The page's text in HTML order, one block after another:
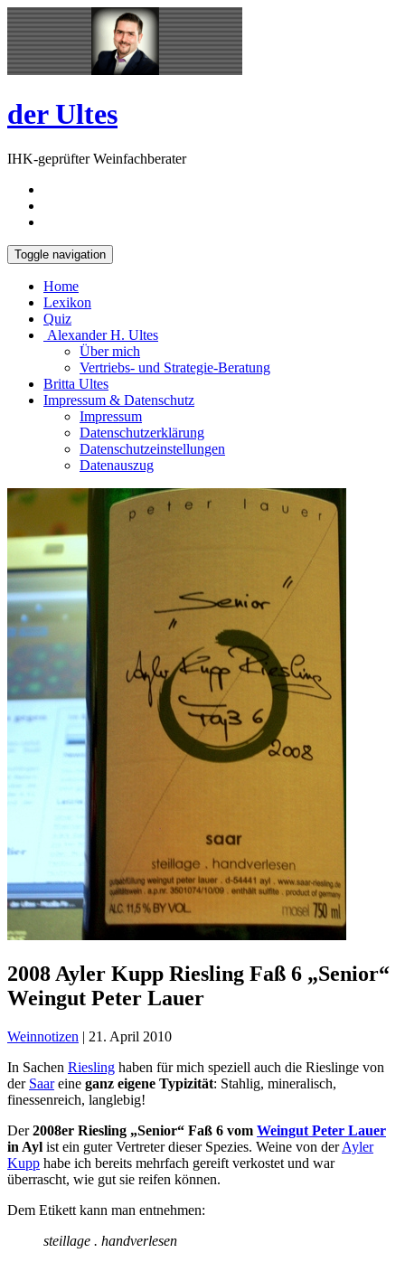
Skip
to
content
Open
Sidebar
der Ultes
IHK-geprüfter Weinfachberater
Toggle navigation
Home
Lexikon
Quiz
Alexander H. Ultes
Über mich
Vertriebs- und Strategie-Beratung
Britta Ultes
Impressum & Datenschutz
Impressum
Datenschutzerklärung
Datenschutzeinstellungen
Datenauszug
2008 Ayler Kupp Riesling Faß 6 „Senior“
Weingut Peter Lauer
Weinnotizen | 21. April 2010
In Sachen Riesling haben für mich speziell auch die Rieslinge von
der Saareine ganz eigene Typizität: Stahlig, mineralisch,
finessenreich, langlebig!
Der2008er Riesling „Senior“ Faß 6 vom Weingut Peter Lauer
in Ayl ist ein guter Vertreter dieser Spezies. Weine von derAyler
Kupp habe ich bereits mehrfach gereift verkostet und war
überrascht, wie gut sie reifen können.
Dem Etikett kann man entnehmen:
steillage . handverlesen